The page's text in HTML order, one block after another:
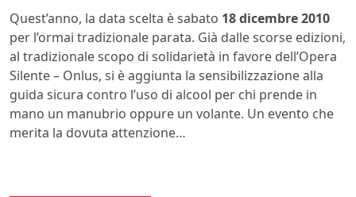
Quest’anno, la data scelta è sabato 18 dicembre 2010
per l’ormai tradizionale parata. Già dalle scorse edizioni,
al tradizionale scopo di solidarietà in favore dell’Opera
Silente – Onlus, si è aggiunta la sensibilizzazione alla
guida sicura contro l’uso di alcool per chi prende in
mano un manubrio oppure un volante. Un evento che
merita la dovuta attenzione…